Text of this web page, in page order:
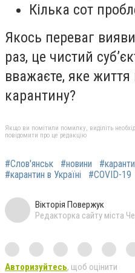
Кілька сот
Якось переваг
раз, це чистий
вважаєте, яке життя
карантину?
Якщо ви помітили помилку, виділіть
повідомити про це редакцію
#Слов'янськ #новини
#карантин в Україні
#COVID-19
Вікторія Повержук
Редакторка сайту міста
Авторизуйтесь, щоб оцінити